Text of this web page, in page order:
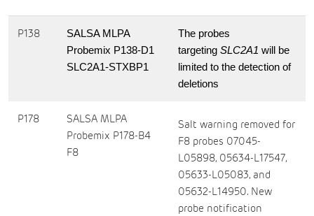
P138
SALSA MLPA
Probemix P138-D1
SLC2A1-STXBP1
The probes
targetingSLC2A1 will be
limited to the detection of
deletions
P178
SALSA MLPA
Probemix P178-B4
F8
Salt warning removed for
F8 probes 07045-
L05898, 05634-L17547,
05633-L05083, and
05632-L14950. New
probe notification